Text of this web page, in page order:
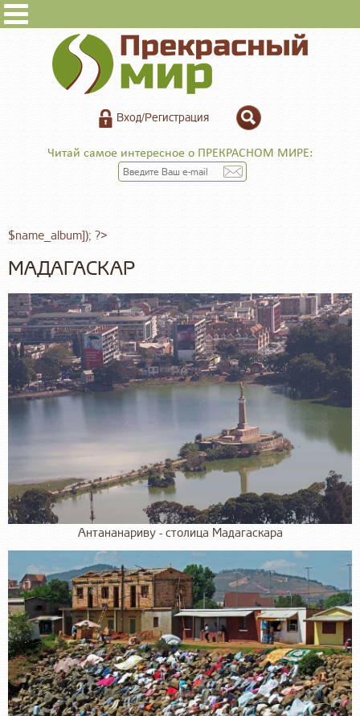
Вход/Регистрация
Читай самое интересное о ПРЕКРАСНОМ МИРЕ:
$name_album]); ?>
МАДАГАСКАР
Антананариву - столица Мадагаскара